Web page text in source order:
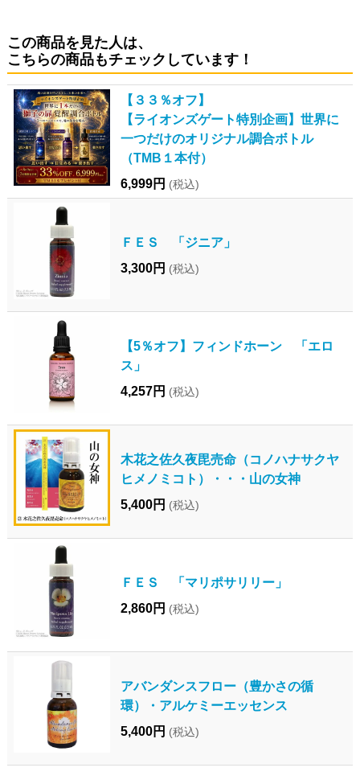
この商品を見た人は、
こちらの商品もチェックしています！
【３３％オフ】
【ライオンズゲート特別企画】世界に
一つだけのオリジナル調合ボトル
（TMB１本付）
6,999円 (税込)
ＦＥＳ 「ジニア」
3,300円 (税込)
【5％オフ】フィンドホーン 「エロ
ス」
4,257円 (税込)
木花之佐久夜毘売命（コノハナサクヤ
ヒメノミコト）・・・山の女神
5,400円 (税込)
ＦＥＳ 「マリポサリリー」
2,860円 (税込)
アバンダンスフロー（豊かさの循
環）・アルケミーエッセンス
5,400円 (税込)